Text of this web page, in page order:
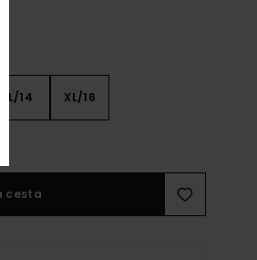
L/14 XL/16
cesta